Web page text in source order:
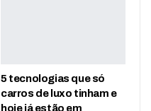
5 tecnologias que só
carros de luxo tinham e
hoje já estão em